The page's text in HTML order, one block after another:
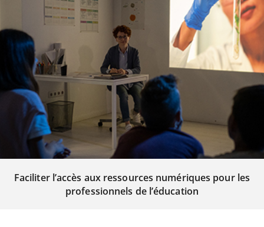
Faciliter l’accès aux ressources numériques pour les
professionnels de l’éducation